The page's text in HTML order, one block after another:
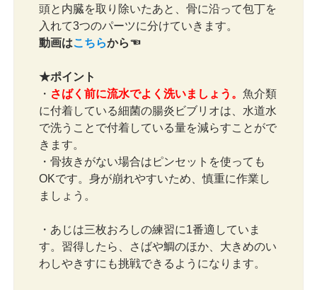
頭と内臓を取り除いたあと、骨に沿って包丁を
入れて3つのパーツに分けていきます。
動画はこちらから☜
★ポイント
・ さばく前に流水でよく洗いましょう。 魚介類
に付着している細菌の腸炎ビブリオは、水道水
で洗うことで付着している量を減らすことがで
きます。
・骨抜きがない場合はピンセットを使っても
OKです。身が崩れやすいため、慎重に作業し
ましょう。
・あじは三枚おろしの練習に1番適していま
す。習得したら、さばや鯛のほか、大きめのい
わしやきすにも挑戦できるようになります。